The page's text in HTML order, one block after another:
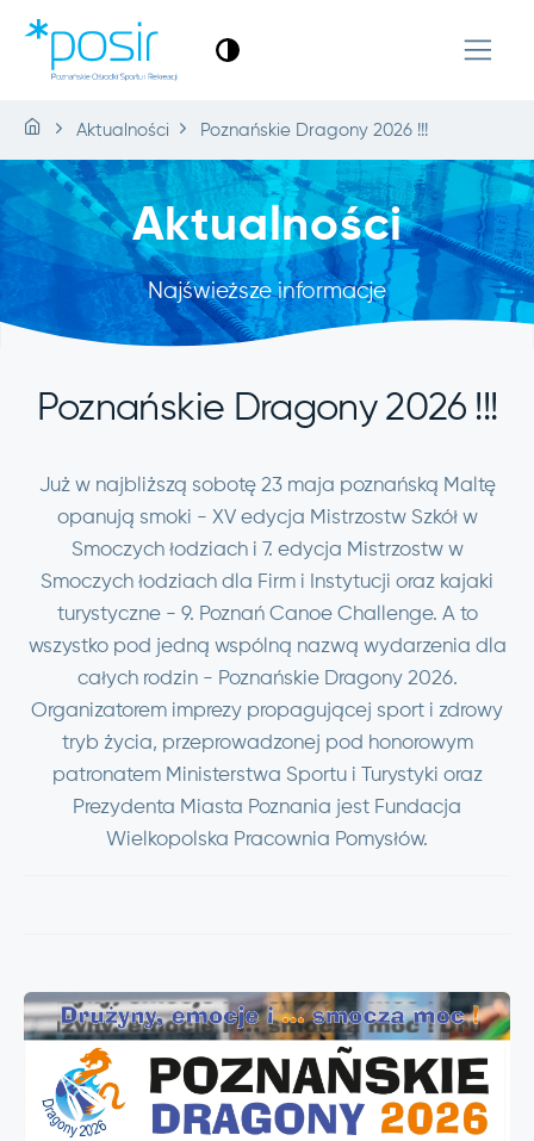
Aktualności Poznańskie Dragony 2026 !!!
Aktualności
Najświeższe informacje
Poznańskie Dragony 2026 !!!
Już w najbliższą sobotę 23 maja poznańską Maltę
opanują smoki - XV edycja Mistrzostw Szkół w
Smoczych łodziach i 7. edycja Mistrzostw w
Smoczych łodziach dla Firm i Instytucji oraz kajaki
turystyczne - 9. Poznań Canoe Challenge. A to
wszystko pod jedną wspólną nazwą wydarzenia dla
całych rodzin - Poznańskie Dragony 2026.
Organizatorem imprezy propagującej sport i zdrowy
tryb życia, przeprowadzonej pod honorowym
patronatem Ministerstwa Sportu i Turystyki oraz
Prezydenta Miasta Poznania jest Fundacja
Wielkopolska Pracownia Pomysłów.